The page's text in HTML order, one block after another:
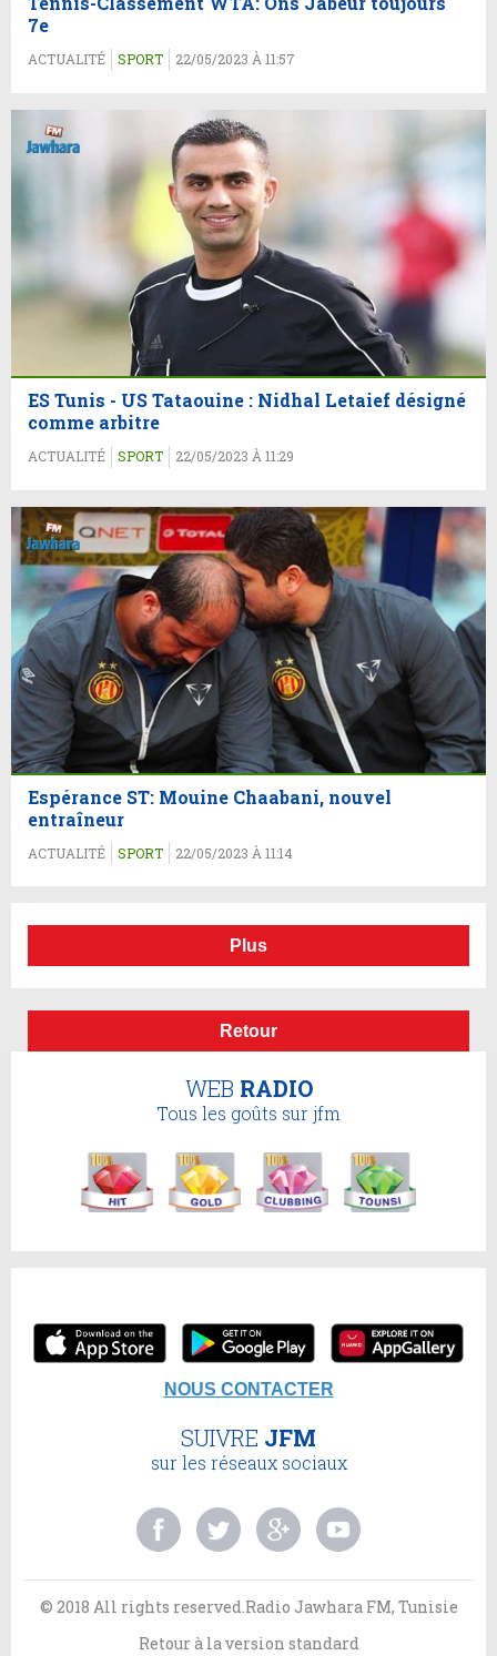
7e
ACTUALITÉ SPORT 22/05/2023 À 11:57
ES Tunis - US Tataouine : Nidhal Letaief désigné
comme arbitre
ACTUALITÉ SPORT 22/05/2023 À 11:29
Espérance ST: Mouine Chaabani, nouvel
entraîneur
ACTUALITÉ SPORT 22/05/2023 À 11:14
Plus
Retour
WEB RADIO
Tous les goûts sur jfm
NOUS CONTACTER
SUIVRE JFM
sur les réseaux sociaux
© 2018 All rights reserved.Radio Jawhara FM, Tunisie
Retour à la version standard